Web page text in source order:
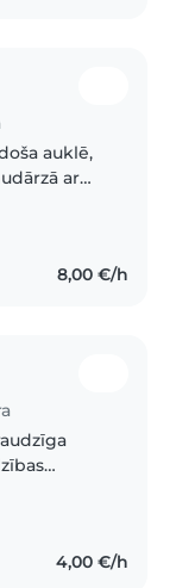
auklē,
ar
pārvaldu
Esmu
labprāt..8,00 €/h
zinu
valodu.
4,00 €/h